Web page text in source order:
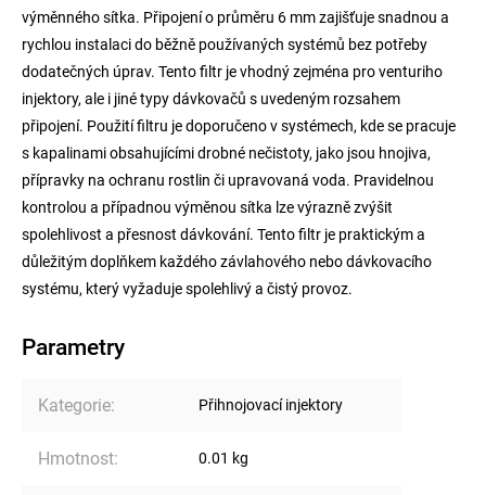
výměnného sítka. Připojení o průměru 6 mm zajišťuje snadnou a
rychlou instalaci do běžně používaných systémů bez potřeby
dodatečných úprav. Tento filtr je vhodný zejména pro venturiho
injektory, ale i jiné typy dávkovačů s uvedeným rozsahem
připojení. Použití filtru je doporučeno v systémech, kde se pracuje
s kapalinami obsahujícími drobné nečistoty, jako jsou hnojiva,
přípravky na ochranu rostlin či upravovaná voda. Pravidelnou
kontrolou a případnou výměnou sítka lze výrazně zvýšit
spolehlivost a přesnost dávkování. Tento filtr je praktickým a
důležitým doplňkem každého závlahového nebo dávkovacího
systému, který vyžaduje spolehlivý a čistý provoz.
Parametry
Kategorie: Přihnojovací injektory
Hmotnost: 0.01 kg